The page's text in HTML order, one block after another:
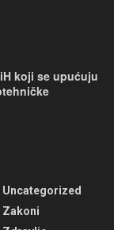
koji se upućuju
Uncategorized
Zakoni